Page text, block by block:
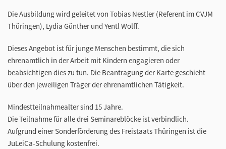
Die Ausbildung wird geleitet von Tobias Nestler (Referent im CVJM
Thüringen), Lydia Günther und Yentl Wolff.
Dieses Angebot ist für junge Menschen bestimmt, die sich
ehrenamtlich in der Arbeit mit Kindern engagieren oder
beabsichtigen dies zu tun. Die Beantragung der Karte geschieht
über den jeweiligen Träger der ehrenamtlichen Tätigkeit.
Mindestteilnahmealter sind 15 Jahre.
Die Teilnahme für alle drei Seminareblöcke ist verbindlich.
Aufgrund einer Sonderförderung des Freistaats Thüringen ist die
JuLeiCa-Schulung kostenfrei.